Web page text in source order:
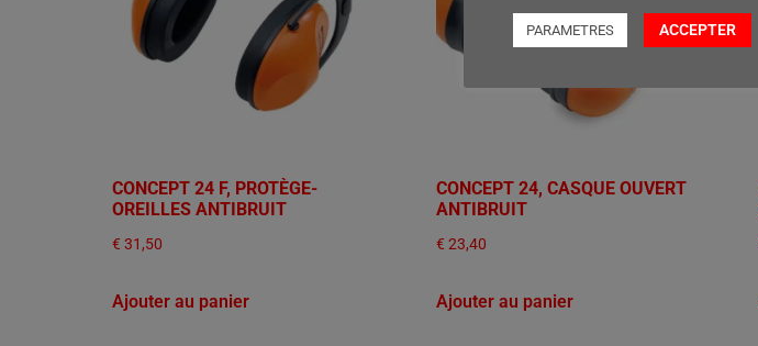
CONCEPT 24 F, PROTÈGE-
OREILLES ANTIBRUIT
€ 31,50
Ajouter au panier
CONCEPT 24, CASQUE OUVERT
ANTIBRUIT
€ 23,40
Ajouter au panier
PARAMETRES ACCEPTER